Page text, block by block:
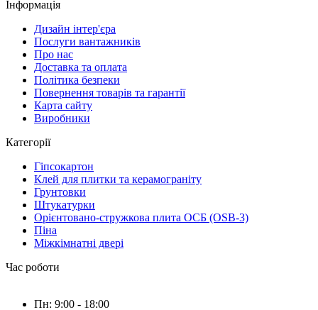
Інформація
Дизайн інтер'єра
Послуги вантажників
Про нас
Доставка та оплата
Політика безпеки
Повернення товарів та гарантії
Карта сайту
Виробники
Категорії
Гіпсокартон
Клей для плитки та керамограніту
Грунтовки
Штукатурки
Орієнтовано-стружкова плита ОСБ (OSB-3)
Піна
Міжкімнатні двері
Час роботи
Пн: 9:00 - 18:00